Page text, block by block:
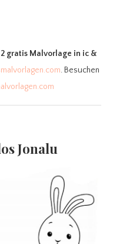
gratis Malvorlage in ic &
. Besuchen
Jonalu